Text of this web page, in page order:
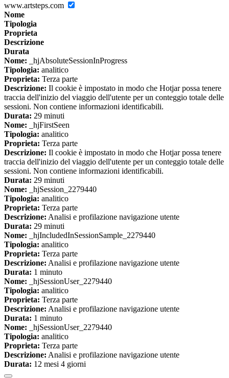
www.artsteps.com
Nome
Tipologia
Proprieta
Descrizione
Durata
Nome: _hjAbsoluteSessionInProgress
Tipologia: analitico
Proprieta: Terza parte
Descrizione: Il cookie è impostato in modo che Hotjar possa tenere
traccia dell'inizio del viaggio dell'utente per un conteggio totale delle
sessioni. Non contiene informazioni identificabili.
Durata: 29 minuti
Nome: _hjFirstSeen
Tipologia: analitico
Proprieta: Terza parte
Descrizione: Il cookie è impostato in modo che Hotjar possa tenere
traccia dell'inizio del viaggio dell'utente per un conteggio totale delle
sessioni. Non contiene informazioni identificabili.
Durata: 29 minuti
Nome: _hjSession_2279440
Tipologia: analitico
Proprieta: Terza parte
Descrizione: Analisi e profilazione navigazione utente
Durata: 29 minuti
Nome: _hjIncludedInSessionSample_2279440
Tipologia: analitico
Proprieta: Terza parte
Descrizione: Analisi e profilazione navigazione utente
Durata: 1 minuto
Nome: _hjSessionUser_2279440
Tipologia: analitico
Proprieta: Terza parte
Descrizione: Analisi e profilazione navigazione utente
Durata: 1 minuto
Nome: _hjSessionUser_2279440
Tipologia: analitico
Proprieta: Terza parte
Descrizione: Analisi e profilazione navigazione utente
Durata: 12 mesi 4 giorni